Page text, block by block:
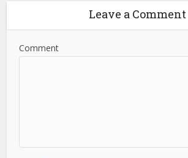
Leave a Comment
Comment